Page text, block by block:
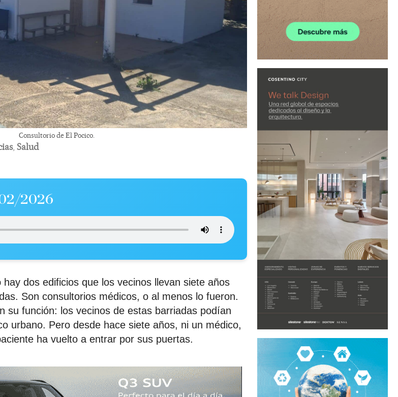
Consultorio de El Pocico.
,Salud
2026
dos edificios que los vecinos llevan siete años
Son consultorios médicos, o al menos lo fueron.
su función: los vecinos de estas barriadas podían
urbano. Pero desde hace siete años, ni un médico,
ha vuelto a entrar por sus puertas.